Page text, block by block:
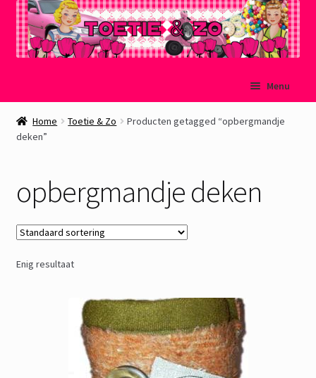
naar
navigatie
de
inhoud
Menu
Welkom
Winkelmand
Afrekenen
Over Toetie & Zo
Home Toetie & Zo
Producten getagged “opbergmandje
deken”
opbergmandje deken
Enig resultaat